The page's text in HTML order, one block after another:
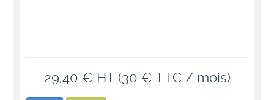
29,40 € HT (30 € TTC / mois)